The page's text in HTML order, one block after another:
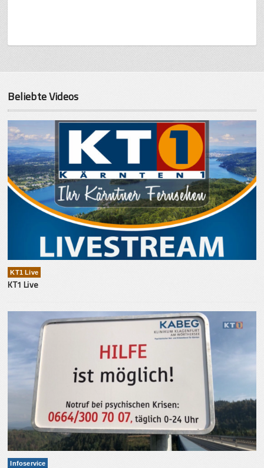
Beliebte Videos
KT1 Live
KT1 Live
Infoservice